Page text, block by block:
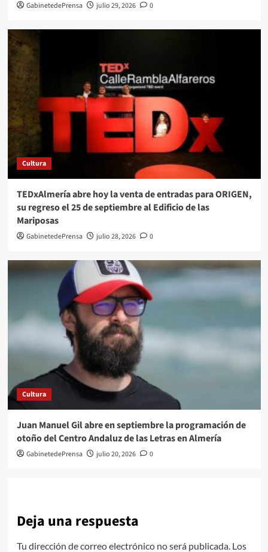
GabinetedePrensa julio 29, 2026 0
Cultura
TEDxAlmería abre hoy la venta de entradas para ORIGEN,
su regreso el 25 de septiembre al Edificio de las
Mariposas
GabinetedePrensa julio 28, 2026 0
Cultura
Juan Manuel Gil abre en septiembre la programación de
otoño del Centro Andaluz de las Letras en Almería
GabinetedePrensa julio 20, 2026 0
Deja una respuesta
Tu dirección de correo electrónico no será publicada. Los